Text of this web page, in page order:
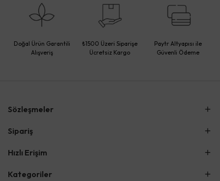
Doğal Ürün Garantili
Alışveriş
₺1500 Üzeri Siparişe
Ücretsiz Kargo
Paytr Altyapısı ile
Güvenli Ödeme
Sözleşmeler
Sipariş
Hızlı Erişim
Kategoriler